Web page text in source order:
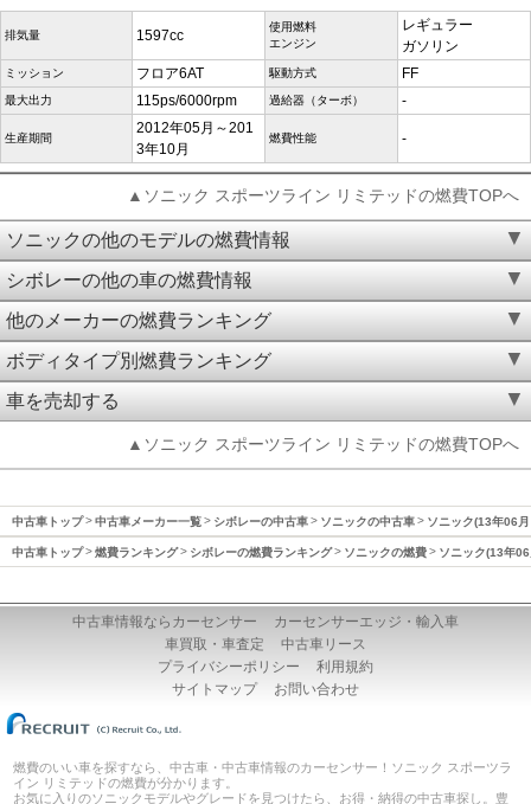
排気量 1597cc
使用燃料
エンジン
レギュラー
ガソリン
ミッション フロア6AT 駆動方式 FF
最大出力 115ps/6000rpm 過給器（ターボ） -
生産期間
2012年05月～201
3年10月
燃費性能 -
▲ソニック スポーツライン リミテッドの燃費TOPへ
ソニックの他のモデルの燃費情報
シボレーの他の車の燃費情報
他のメーカーの燃費ランキング
ボディタイプ別燃費ランキング
車を売却する
▲ソニック スポーツライン リミテッドの燃費TOPへ
中古車トップ 中古車メーカー一覧 シボレーの中古車 ソニックの中古車 ソニック(13年06
中古車トップ 燃費ランキング シボレーの燃費ランキング ソニックの燃費 ソニック(13年
中古車情報ならカーセンサー
カーセンサーエッジ・輸入車
車買取・車査定
中古車リース
プライバシーポリシー
利用規約
サイトマップ
お問い合わせ
燃費のいい車を探すなら、中古車・中古車情報のカーセンサー！ソニック スポーツラ
イン リミテッドの燃費が分かります。
お気に入りのソニックモデルやグレードを見つけたら、お得・納得の中古車探し。豊